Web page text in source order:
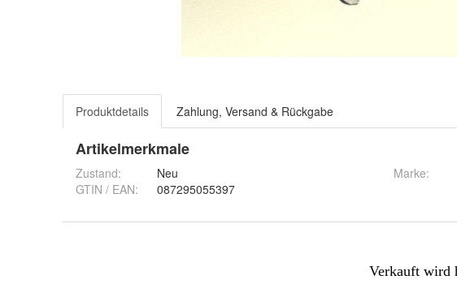
Produktdetails Zahlung, Versand & Rückgabe
Artikelmerkmale
Zustand:
Neu
GTIN / EAN:
087295055397
Marke: